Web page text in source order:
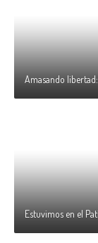
Amasando
Estuvimos en el